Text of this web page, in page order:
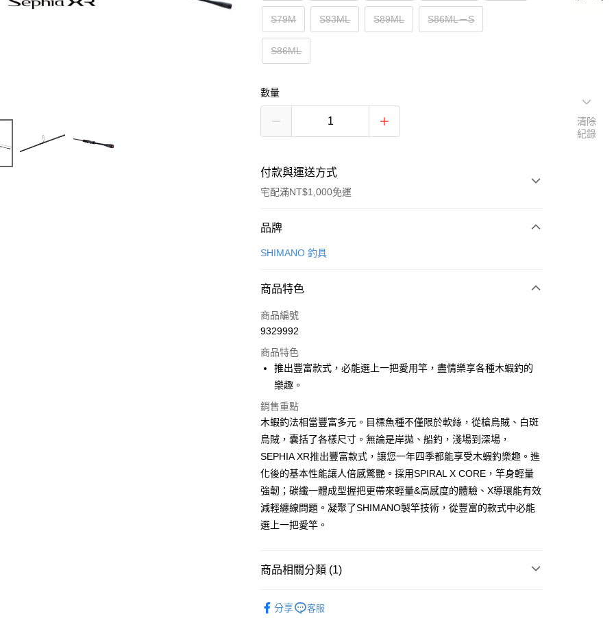
S79M S93ML S89ML S86ML－S
S86ML
數量
付款與運送方式
宅配滿NT$1,000免運
付款方式
信用卡一次付款
合作金庫商業銀行
華南商業銀行
上海商業儲蓄銀行
國泰世華商業銀行
兆豐國際商業銀行
臺灣中小企業銀行
聯邦商業銀行
元大商業銀行
永豐商業銀行
玉山商業銀行
星展（台灣）商業銀行
台新國際商業銀行
中國信託商業銀行
6 期 0 利率 每期
華南商業銀行
上海商業儲蓄銀行
台北富邦商業銀行
國泰世華商業銀行
匯豐（台灣）商業銀行
聯邦商業銀行
遠東國際商業銀行
元大商業銀行
永豐商業銀行
玉山商業銀行
星展（台灣）商業銀行
台新國際商業銀行
中國信託商業銀行
台灣樂天信用卡公司
LINE Pay
Apple Pay
Google Pay
全盈+PAY
ATM付款
免運費
品牌
SHIMANO 釣具
商品特色
商品編號
9329992
商品特色
推出豐富款式，必能選上一把愛用竿，盡情樂享各種木蝦釣的
樂趣。
銷售重點
木蝦釣法相當豐富多元。目標魚種不僅限於軟絲，從槍烏賊、白斑
烏賊，囊括了各樣尺寸。無論是岸拋、船釣，淺場到深場，
SEPHIA XR推出豐富款式，讓您一年四季都能享受木蝦釣樂趣。進
化後的基本性能讓人倍感驚艷。採用SPIRAL X CORE，竿身輕量
強韌；碳纖一體成型握把更帶來輕量&高感度的體驗、X導環能有效
減輕纏線問題。凝聚了SHIMANO製竿技術，從豐富的款式中必能
選上一把愛竿。
商品相關分類 (1)
分享
客服
清除
紀錄